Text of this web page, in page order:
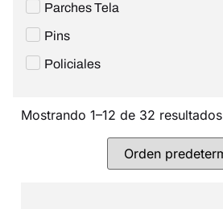
Parches Tela
Pins
Policiales
Mostrando 1–12 de 32 resultados